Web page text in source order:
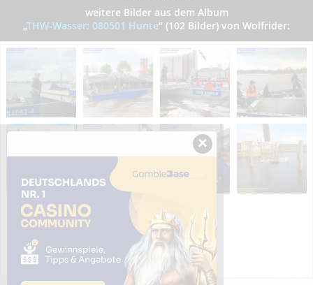
weitere Bilder aus dem Album
„THW-Wasser: 080501 Hunte” (102 Bilder) von Wolfrider:
×